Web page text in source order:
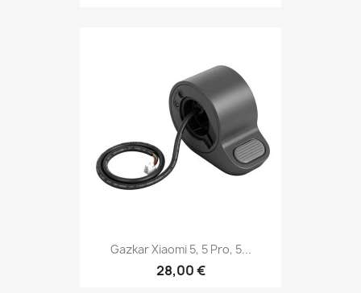
Gazkar Xiaomi 5, 5 Pro, 5...
28,00 €